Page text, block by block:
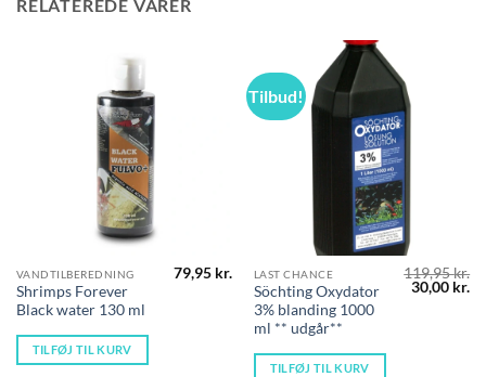
RELATEREDE VARER
VANDTILBEREDNING
Shrimps Forever
Black water 130 ml
79,95 kr.
TILFØJ TIL KURV
Tilbud!
LAST CHANCE
Söchting Oxydator
3% blanding 1000
ml ** udgår**
119,95kr.
Den
30,00 kr.
TILFØJ TIL KURV